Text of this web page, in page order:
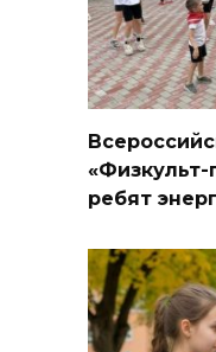
«Физкульт-
ребят